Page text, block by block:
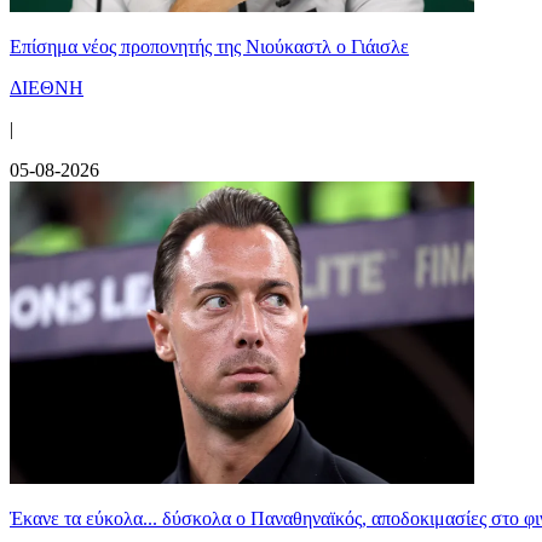
Επίσημα νέος προπονητής της Νιούκαστλ ο Γιάισλε
ΔΙΕΘΝΗ
|
05-08-2026
Έκανε τα εύκολα... δύσκολα ο Παναθηναϊκός, αποδοκιμασίες στο